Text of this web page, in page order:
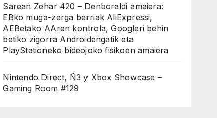
Sarean Zehar 420 – Denboraldi amaiera:
EBko muga-zerga berriak AliExpressi,
AEBetako AAren kontrola, Googleri behin
betiko zigorra Androidengatik eta
PlayStationeko bideojoko fisikoen amaiera
Nintendo Direct, Ñ3 y Xbox Showcase –
Gaming Room #129